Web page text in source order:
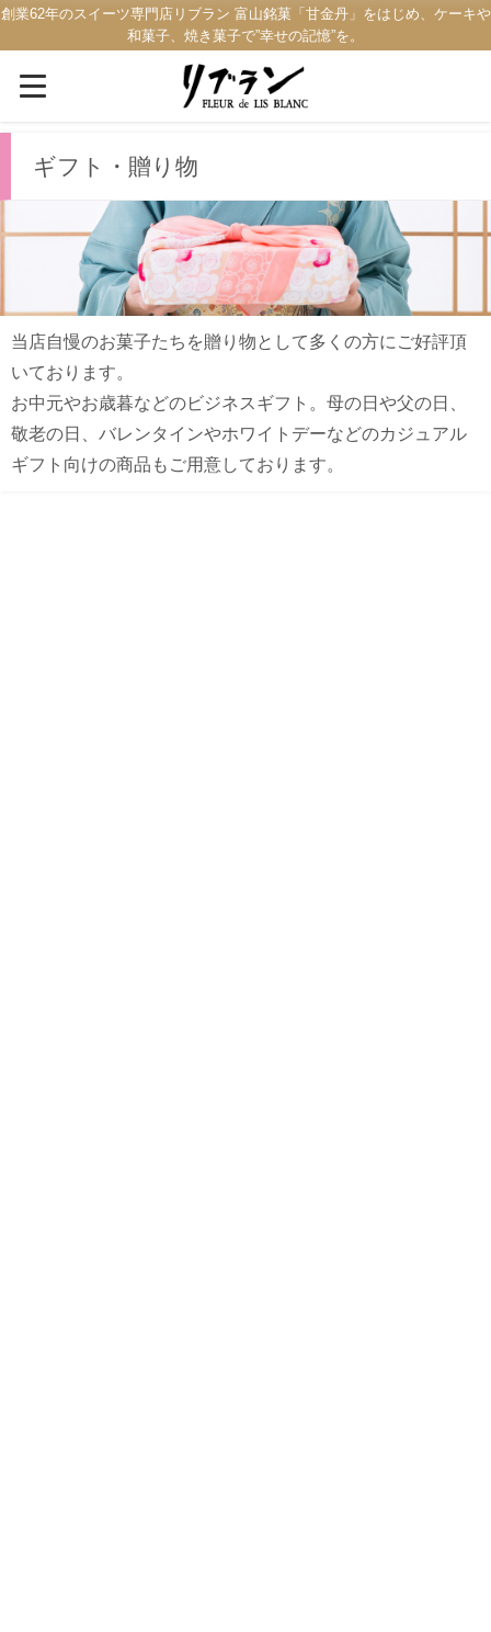
創業62年のスイーツ専門店リブラン 富山銘菓「甘金丹」をはじめ、ケーキや
和菓子、焼き菓子で”幸せの記憶”を。
ギフト・贈り物
当店自慢のお菓子たちを贈り物として多くの方にご好評頂
いております。
お中元やお歳暮などのビジネスギフト。母の日や父の日、
敬老の日、バレンタインやホワイトデーなどのカジュアル
ギフト向けの商品もご用意しております。